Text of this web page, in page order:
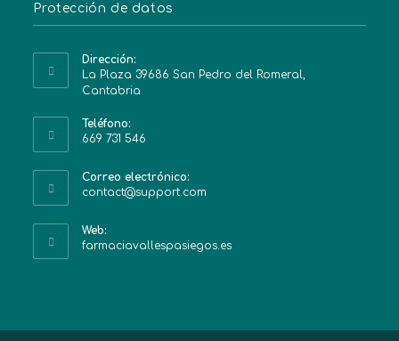
Protección de datos
Dirección:
La Plaza 39686 San Pedro del Romeral,
Cantabria
Teléfono:
669 731 546
Correo electrónico:
contact@support.com
Web:
farmaciavallespasiegos.es